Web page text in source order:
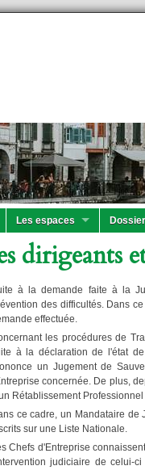
Les espaces
dirigeants
à la demande faite à la
des difficultés. Dans
effectuée.
les procédures de
à la déclaration de l'état
un Jugement de
concernée. De plus,
Rétablissement
ce cadre, un Mandataire de
sur une Liste Nationale.
Chefs d'Entreprise
judiciaire de celui-